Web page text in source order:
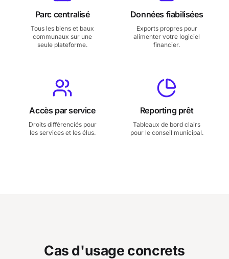
Parc centralisé
Tous les biens et baux
communaux sur une
seule plateforme.
Données fiabilisées
Exports propres pour
alimenter votre logiciel
financier.
Accès par service
Droits différenciés pour
les services et les élus.
Reporting prêt
Tableaux de bord clairs
pour le conseil municipal.
Cas d'usage concrets